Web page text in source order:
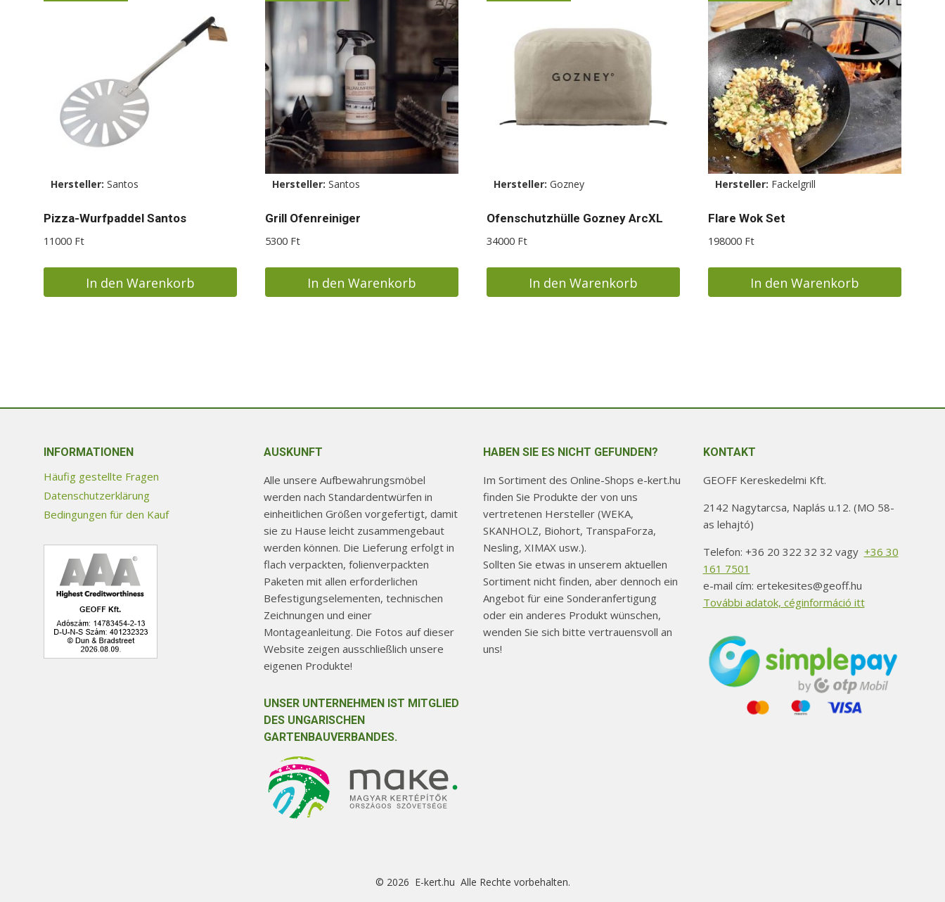
Hersteller: Santos
Pizza-Wurfpaddel Santos
11000 Ft
In den Warenkorb
Hersteller: Santos
Grill Ofenreiniger
5300 Ft
In den Warenkorb
Hersteller: Gozney
Ofenschutzhülle Gozney ArcXL
34000 Ft
In den Warenkorb
Hersteller: Fackelgrill
Flare Wok Set
198000 Ft
In den Warenkorb
INFORMATIONEN
Häufig gestellte Fragen
Datenschutzerklärung
Bedingungen für den Kauf
AUSKUNFT
Alle unsere Aufbewahrungsmöbel
werden nach Standardentwürfen in
einheitlichen Größen vorgefertigt, damit
sie zu Hause leicht zusammengebaut
werden können. Die Lieferung erfolgt in
flach verpackten, folienverpackten
Paketen mit allen erforderlichen
Befestigungselementen, technischen
Zeichnungen und einer
Montageanleitung. Die Fotos auf dieser
Website zeigen ausschließlich unsere
eigenen Produkte!
UNSER UNTERNEHMEN IST MITGLIED
DES UNGARISCHEN
GARTENBAUVERBANDES.
HABEN SIE ES NICHT GEFUNDEN?
Im Sortiment des Online-Shops e-kert.hu
finden Sie Produkte der von uns
vertretenen Hersteller (WEKA,
SKANHOLZ, Biohort, TranspaForza,
Nesling, XIMAX usw.).
Sollten Sie etwas in unserem aktuellen
Sortiment nicht finden, aber dennoch ein
Angebot für eine Sonderanfertigung
oder ein anderes Produkt wünschen,
wenden Sie sich bitte vertrauensvoll an
uns!
KONTAKT
GEOFF Kereskedelmi Kft.
2142 Nagytarcsa, Naplás u.12. (MO 58-
as lehajtó)
Telefon: +36 20 322 32 32 vagy +36 30
161 7501
e-mail cím: ertekesites@geoff.hu
További adatok, céginformáció itt
© 2026 E-kert.hu Alle Rechte vorbehalten.